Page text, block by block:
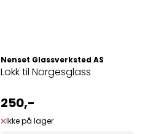
Nenset Glassverksted AS
Lokk til Norgesglass
250,-
Ikke på lager